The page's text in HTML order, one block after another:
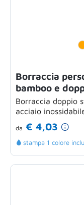
Borraccia
bamboo e
ml
Borraccia doppio
acciaio
da € 4,03
stampa 1 colore